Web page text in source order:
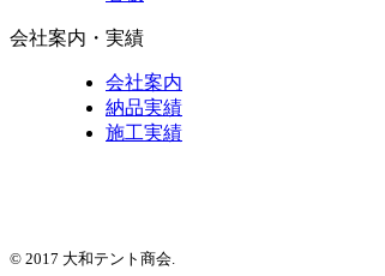
会社案内・実績
会社案内
納品実績
施工実績
© 2017 大和テント商会.